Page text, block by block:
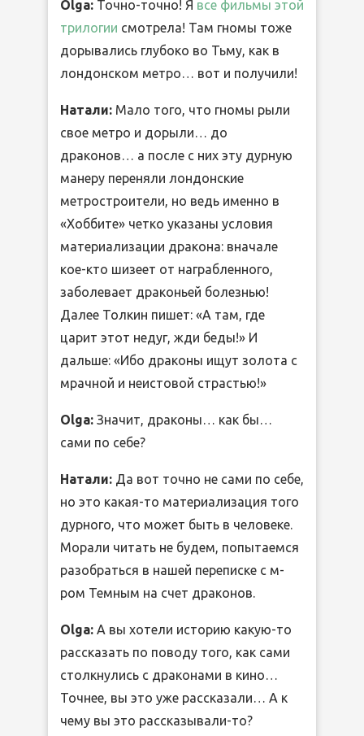
Olga: Точно-точно! Я все фильмы этой
трилогии смотрела! Там гномы тоже
дорывались глубоко во Тьму, как в
лондонском метро… вот и получили!
Натали: Мало того, что гномы рыли
свое метро и дорыли… до
драконов… а после с них эту дурную
манеру переняли лондонские
метростроители, но ведь именно в
«Хоббите» четко указаны условия
материализации дракона: вначале
кое-кто шизеет от награбленного,
заболевает драконьей болезнью!
Далее Толкин пишет: «А там, где
царит этот недуг, жди беды!» И
дальше: «Ибо драконы ищут золота с
мрачной и неистовой страстью!»
Olga: Значит, драконы… как бы…
сами по себе?
Натали: Да вот точно не сами по себе,
но это какая-то материализация того
дурного, что может быть в человеке.
Морали читать не будем, попытаемся
разобраться в нашей переписке с м-
ром Темным на счет драконов.
Olga: А вы хотели историю какую-то
рассказать по поводу того, как сами
столкнулись с драконами в кино…
Точнее, вы это уже рассказали… А к
чему вы это рассказывали-то?